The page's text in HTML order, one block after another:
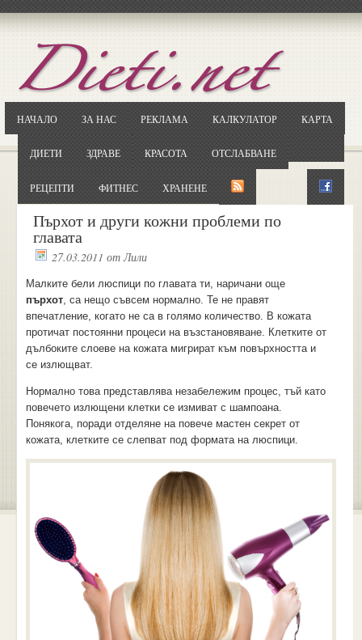
НАЧАЛО ЗА НАС РЕКЛАМА КАЛКУЛАТОР КАРТА
ДИЕТИ ЗДРАВЕ КРАСОТА ОТСЛАБВАНЕ
РЕЦЕПТИ ФИТНЕС ХРАНЕНЕ
Пърхот и други кожни проблеми по
главата
27.03.2011 отЛили
Малките бели люспици по главата ти, наричани още
пърхот, са нещо съвсем нормално. Те не правят
впечатление, когато не са в голямо количество. В кожата
протичат постоянни процеси на възстановяване. Клетките от
дълбоките слоеве на кожата мигрират към повърхността и
се излющват.
Нормално това представлява незабележим процес, тъй като
повечето излющени клетки се измиват с шампоана.
Понякога, поради отделяне на повече мастен секрет от
кожата, клетките се слепват под формата на люспици.
ОтворетеGoogle.bg
Потърсете "Cloxy"
Кликнете на първия резултат
... и я въведете в полето: